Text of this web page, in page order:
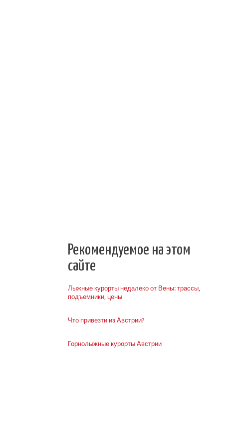
Рекомендуемое на этом
сайте
Лыжные курорты недалеко от Вены: трассы,
подъемники, цены
Что привезти из Австрии?
Горнолыжные курорты Австрии